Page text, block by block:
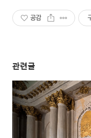
공감
관련글